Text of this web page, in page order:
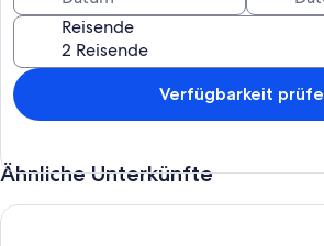
können Ihren Aufenthalt im Patrimonio
Das Dorf, ideal am Anfang von Cap Corse
vom Meer und dem malerischen Hafen von
wo Sie alle Geschäfte, Dienstleistungen und
Aktivitäten finden.
Reisende
Verfügbarkeit
Ähnliche Unterkünfte
Neue und moderne Villa in der Nähe der